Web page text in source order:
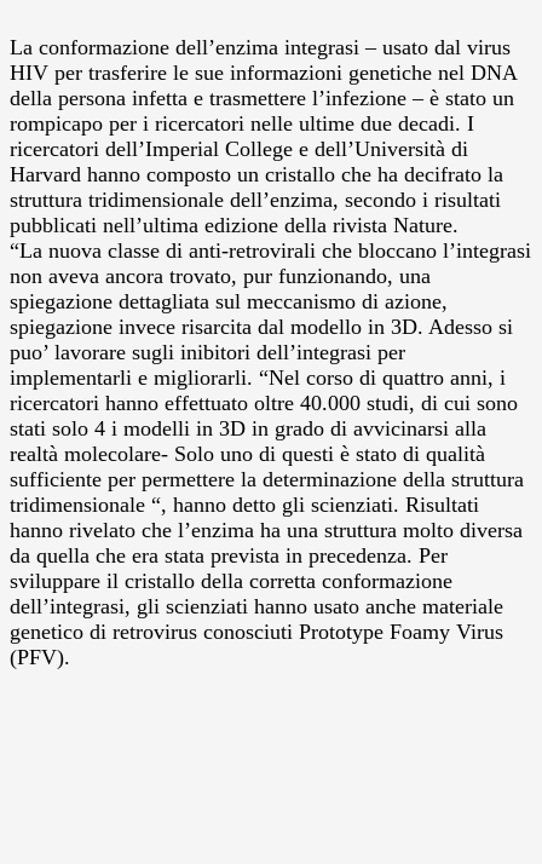
La conformazione dell’enzima integrasi – usato dal virus
HIV per trasferire le sue informazioni genetiche nel DNA
della persona infetta e trasmettere l’infezione – è stato un
rompicapo per i ricercatori nelle ultime due decadi. I
ricercatori dell’Imperial College e dell’Università di
Harvard hanno composto un cristallo che ha decifrato la
struttura tridimensionale dell’enzima, secondo i risultati
pubblicati nell’ultima edizione della rivista Nature.
“La nuova classe di anti-retrovirali che bloccano l’integrasi
non aveva ancora trovato, pur funzionando, una
spiegazione dettagliata sul meccanismo di azione,
spiegazione invece risarcita dal modello in 3D. Adesso si
puo’ lavorare sugli inibitori dell’integrasi per
implementarli e migliorarli. “Nel corso di quattro anni, i
ricercatori hanno effettuato oltre 40.000 studi, di cui sono
stati solo 4 i modelli in 3D in grado di avvicinarsi alla
realtà molecolare- Solo uno di questi è stato di qualità
sufficiente per permettere la determinazione della struttura
tridimensionale “, hanno detto gli scienziati. Risultati
hanno rivelato che l’enzima ha una struttura molto diversa
da quella che era stata prevista in precedenza. Per
sviluppare il cristallo della corretta conformazione
dell’integrasi, gli scienziati hanno usato anche materiale
genetico di retrovirus conosciuti Prototype Foamy Virus
(PFV).